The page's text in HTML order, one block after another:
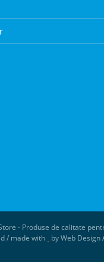
- Produse de calitate
/ made with
byWeb Design